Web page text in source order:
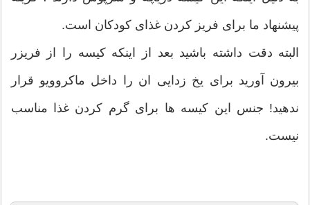
پیشنهاد ما برای فریز کردن غذای کودکان است.
البته دقت داشته باشید بعد از اینکه کیسه را از فریزر
بیرون آورید برای یخ زدایی ان را داخل ماکروویو قرار
ندهید! جنس این کیسه ها برای گرم کردن غذا مناسب
نیست.